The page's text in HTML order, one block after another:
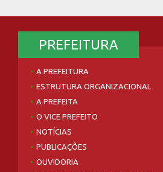
PREFEITURA
A PREFEITURA
ESTRUTURA ORGANIZACIONAL
A PREFEITA
O VICE PREFEITO
NOTÍCIAS
PUBLICAÇÕES
OUVIDORIA